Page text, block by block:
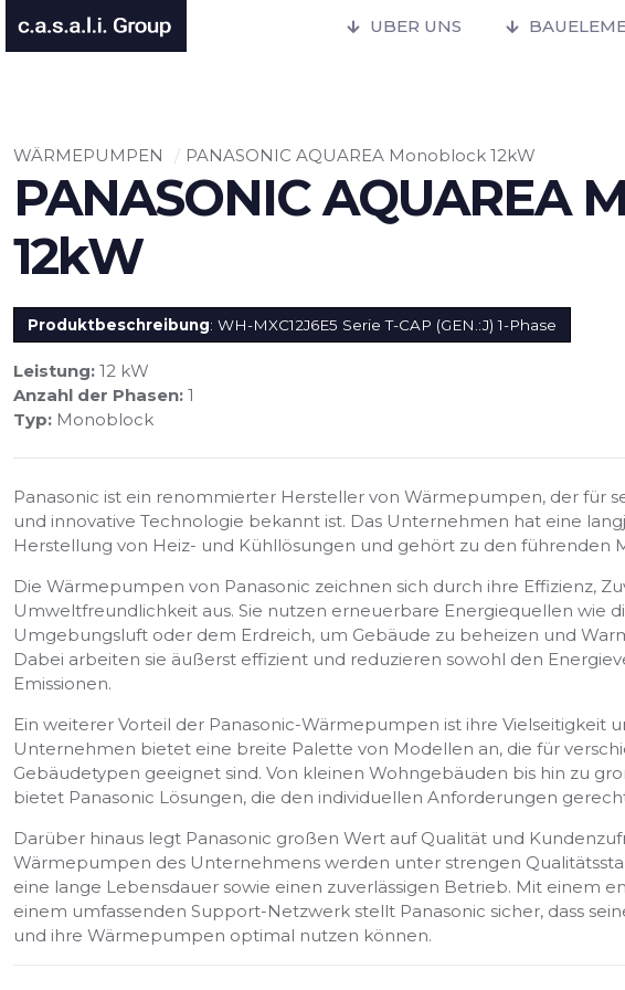
UBER UNS
WÄRMEPUMPEN / PANASONIC AQUAREA Monoblock 12kW
PANASONIC AQUAREA
12kW
Produktbeschreibung: WH-MXC12J6E5 Serie T-CAP (GEN.:J) 1-Phase
Leistung: 12 kW
Anzahl der Phasen: 1
Typ: Monoblock
Panasonic ist ein renommierter Hersteller von Wärmepumpen, der für
und innovative Technologie bekannt ist. Das Unternehmen hat eine
Herstellung von Heiz- und Kühllösungen und gehört zu den führenden
Die Wärmepumpen von Panasonic zeichnen sich durch ihre Effizienz,
Umweltfreundlichkeit aus. Sie nutzen erneuerbare Energiequellen wie
Umgebungsluft oder dem Erdreich, um Gebäude zu beheizen und
Dabei arbeiten sie äußerst effizient und reduzieren sowohl den
Emissionen.
Ein weiterer Vorteil der Panasonic-Wärmepumpen ist ihre Vielseitigkeit
Unternehmen bietet eine breite Palette von Modellen an, die für
Gebäudetypen geeignet sind. Von kleinen Wohngebäuden bis hin zu
bietet Panasonic Lösungen, die den individuellen Anforderungen
Darüber hinaus legt Panasonic großen Wert auf Qualität und
Wärmepumpen des Unternehmens werden unter strengen
eine lange Lebensdauer sowie einen zuverlässigen Betrieb. Mit einem
einem umfassenden Support-Netzwerk stellt Panasonic sicher, dass
und ihre Wärmepumpen optimal nutzen können.